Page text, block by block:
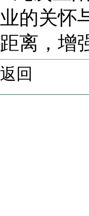
业的关怀
距离，增
返回